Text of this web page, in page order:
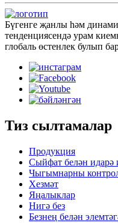
Бүгенге җанлы һәм
тенденциясендә урам
глобаль өстенлек булып
Тиз сылтамалар
Продукция
Сыйфат белән идарә
Чыгымнарны
Хезмәт
Яңалыклар
Нигә без
Безнең белән